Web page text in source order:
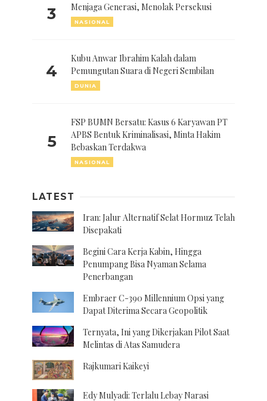
3 Menjaga Generasi, Menolak Persekusi
NASIONAL
4
Kubu Anwar Ibrahim Kalah dalam
Pemungutan Suara di Negeri Sembilan
DUNIA
5
FSP BUMN Bersatu: Kasus 6 Karyawan PT
APBS Bentuk Kriminalisasi, Minta Hakim
Bebaskan Terdakwa
NASIONAL
LATEST
Iran: Jalur Alternatif Selat Hormuz Telah
Disepakati
Begini Cara Kerja Kabin, Hingga
Penumpang Bisa Nyaman Selama
Penerbangan
Embraer C-390 Millennium Opsi yang
Dapat Diterima Secara Geopolitik
Ternyata, Ini yang Dikerjakan Pilot Saat
Melintas di Atas Samudera
Rajkumari Kaikeyi
Edy Mulyadi: Terlalu Lebay Narasi